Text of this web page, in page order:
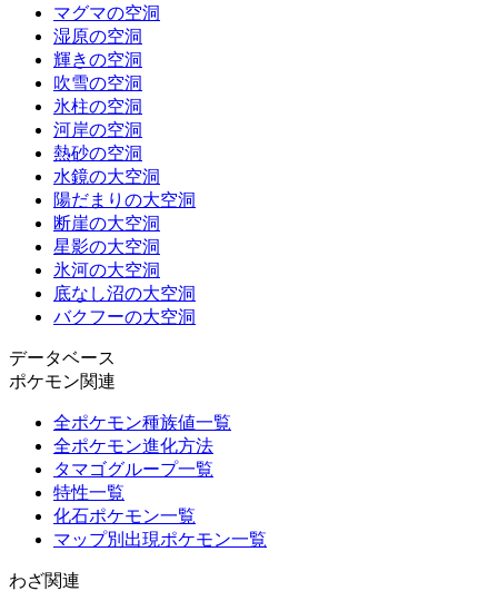
マグマの空洞
湿原の空洞
輝きの空洞
吹雪の空洞
氷柱の空洞
河岸の空洞
熱砂の空洞
水鏡の大空洞
陽だまりの大空洞
断崖の大空洞
星影の大空洞
氷河の大空洞
底なし沼の大空洞
バクフーの大空洞
データベース
ポケモン関連
全ポケモン種族値一覧
全ポケモン進化方法
タマゴグループ一覧
特性一覧
化石ポケモン一覧
マップ別出現ポケモン一覧
わざ関連